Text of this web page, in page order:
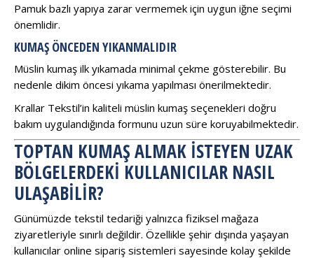
Pamuk bazlı yapıya zarar vermemek için uygun iğne seçimi
önemlidir.
KUMAŞ ÖNCEDEN YIKANMALIDIR
Müslin kumaş ilk yıkamada minimal çekme gösterebilir. Bu
nedenle dikim öncesi yıkama yapılması önerilmektedir.
Krallar Tekstil’in kaliteli müslin kumaş seçenekleri doğru
bakım uygulandığında formunu uzun süre koruyabilmektedir.
TOPTAN KUMAŞ ALMAK İSTEYEN UZAK
BÖLGELERDEKI KULLANICILAR NASIL
ULAŞABILIR?
Günümüzde tekstil tedariği yalnızca fiziksel mağaza
ziyaretleriyle sınırlı değildir. Özellikle şehir dışında yaşayan
kullanıcılar online sipariş sistemleri sayesinde kolay şekilde